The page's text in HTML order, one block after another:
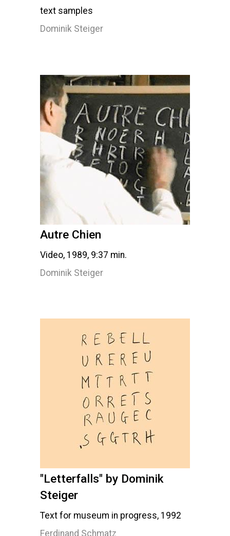
text samples
Dominik Steiger
Autre Chien
Video, 1989, 9:37 min.
Dominik Steiger
"Letterfalls" by Dominik
Steiger
Text for museum in progress, 1992
Ferdinand Schmatz